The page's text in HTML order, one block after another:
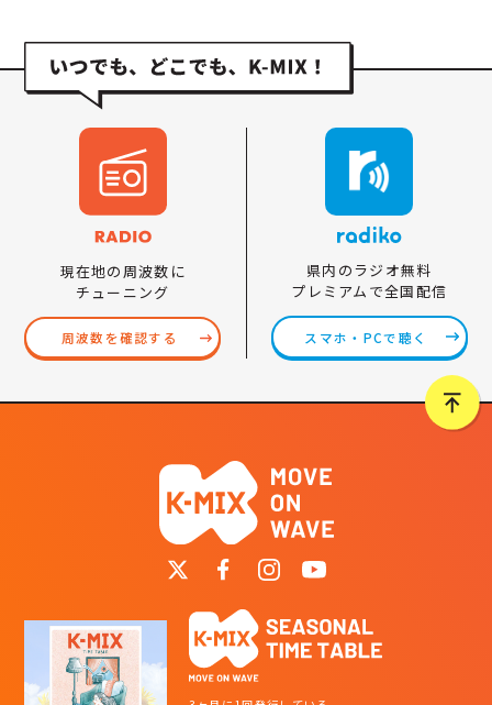
現在地の周波数に
チューニング
周波数を確認する
県内のラジオ無料
プレミアムで全国配信
スマホ・PCで聴く